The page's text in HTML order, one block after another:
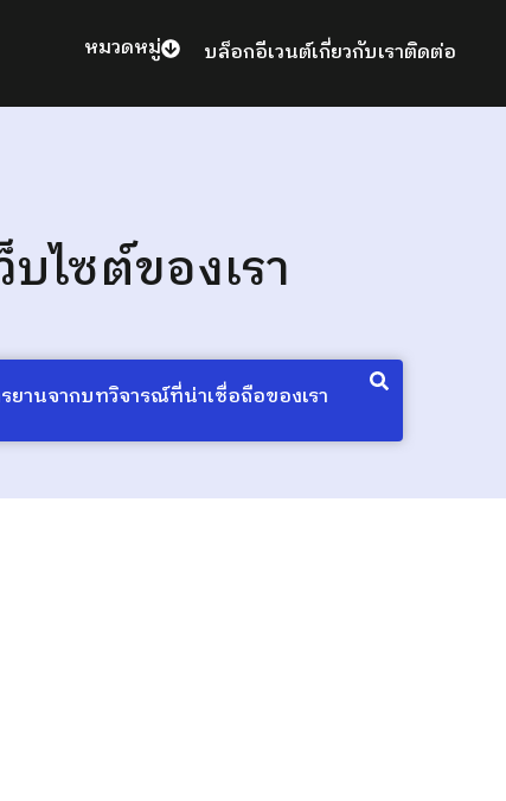
หมวดหมู่ บล็อกอีเวนต์เกี่ยวกับเราติดต่อ
บไซต์ของเรา
นจากบทวิจารณ์ที่น่าเชื่อถือของเรา